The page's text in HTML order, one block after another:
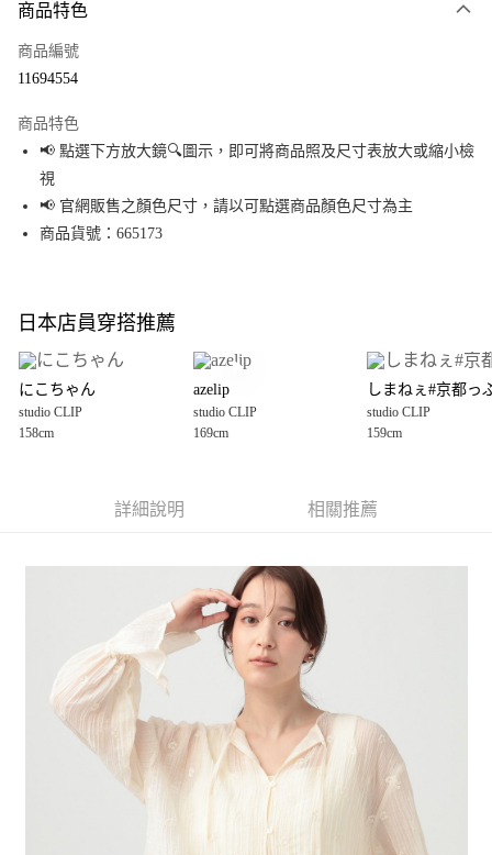
信用卡一次付款
Apple Pay
街口支付
悠遊付
全盈+PAY
大哥付你分期
【大哥付你分期使用說明】
1.本服務由台灣大哥大提供，台灣大哥大用戶可立即使用無須另外申請。
2.付款方式選擇「大哥付你分期」，訂單成立後會自動跳轉到大哥付的交易
3.實際核准額度、可分期數及費用金額請依後續交易確認頁面所載為準。
4.訂單成立30分鐘內，如未前往確認交易或遇審核未通過，訂單將自動取
1.分期款項不併入電信帳單，「大哥付你分期」於每月結算日後寄送繳費提
2.透過簡訊連結打開帳單後，可選擇「超商條碼／台灣大直營門市／銀行轉
帳／街口支付／iPASS MONEY」等通路繳費。
【注意事項】
1.本服務係由「台灣大哥大股份有限公司」（以下簡稱本公司）所提供，讓
用戶於交易時，得透過本服務購買商品或服務，並由商店將買賣／分期付款
買賣價金債權讓與本公司後，依約使用本公司帳單繳交帳款。
2.基於同意付款使用「大哥付你分期」之契約關係目的，商店將以您的個人
資料（包含姓名、電話或地址）提供予台灣大哥大進項蒐集、處理及利用，
由本公司與您本人進行分期帳單所需資料之確認、核對及更正。
https://oppay.tw/userRule
AFTEE先享後付
３．安心：先確認商品／服務後，再付款。
【「AFTEE先享後付」結帳流程】
１．於結帳方式選擇「AFTEE先享後付」後，將跳轉至「AFTEE先享後付」
結帳頁面，進行簡訊認證並確認金額後，即可完成結帳。
２．訂單成立數日內，您將收到繳費通知簡訊。
３．收到繳費通知簡訊後14天內，點擊此簡訊中的連結，可透過四大超商／
ATM／網路銀行／等多元方式進行付款，方視為交易完成。
※ 請注意：結帳手續完成當下不需立刻繳費，但若您需要取消訂單，請聯絡
購買商品的店家。未經商家同意取消之訂單仍視為有效，需透過AFTEE先享
後付繳納相關費用。
※ 交易是否成功請以「AFTEE先享後付 」之結帳頁面顯示為準，若有關於
是否繳費成功／繳費後需取消欲退款等相關疑問，請聯繫「AFTEE先享後付
https://netprotections.freshdesk.com/support/home
每筆NT$80，滿NT$888(含以上)免運費
每筆NT$80，滿NT$888(含以上)免運費
7-11 取貨付款
每筆NT$80，滿NT$1,500(含以上)免運費
付款後 7-11取貨
每筆NT$80，滿NT$1,500(含以上)免運費
每筆NT$80，滿NT$1,500(含以上)免運費
商品特色
商品編號
11694554
商品特色
📢 點選下方放大鏡🔍圖示，即可將商品照及尺寸表放大或縮小檢
視
📢 官網販售之顏色尺寸，請以可點選商品顏色尺寸為主
商品貨號：665173
日本店員穿搭推薦
にこちゃん
studio CLIP
158cm
azelip
studio CLIP
169cm
しまねぇ#京都っ
studio CLIP
159cm
詳細說明 相關推薦